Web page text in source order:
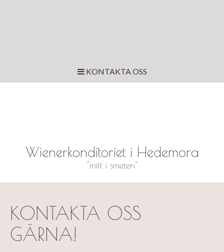
KONTAKTA OSS
Wienerkonditoriet i Hedemora
"mitt i smeten"
KONTAKTA OSS
GÄRNA!